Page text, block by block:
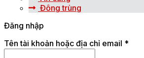
Đông trùng
Đăng nhập
Tên tài khoản hoặc địa chỉ email *